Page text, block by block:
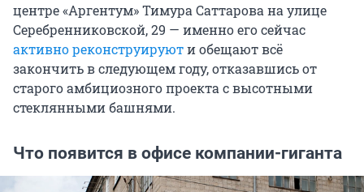
центре «Аргентум» Тимура Саттарова на улице
Серебренниковской, 29 — именно его сейчас
активно реконструируюти обещают всё
закончить в следующем году, отказавшись от
старого амбициозного проекта с высотными
стеклянными башнями.
Что появится в офисе компании-гиганта